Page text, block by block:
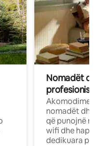
Nomadët
Akomodime
nomadët dhe
që punojnë në
wifi dhe
dedikuara